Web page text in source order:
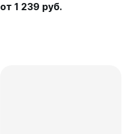
от 1 239 руб.